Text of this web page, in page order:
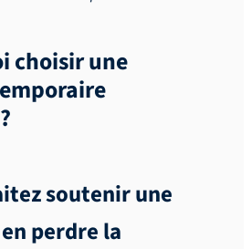
choisir une
soutenir une
perdre la